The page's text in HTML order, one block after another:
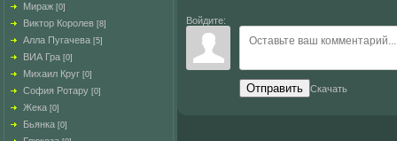
Мираж [0]
Виктор Королев [8]
Алла Пугачева [5]
ВИА Гра [0]
Михаил Круг [0]
София Ротару [0]
Жека [0]
Бьянка [0]
Войдите:
Отправить Скачать